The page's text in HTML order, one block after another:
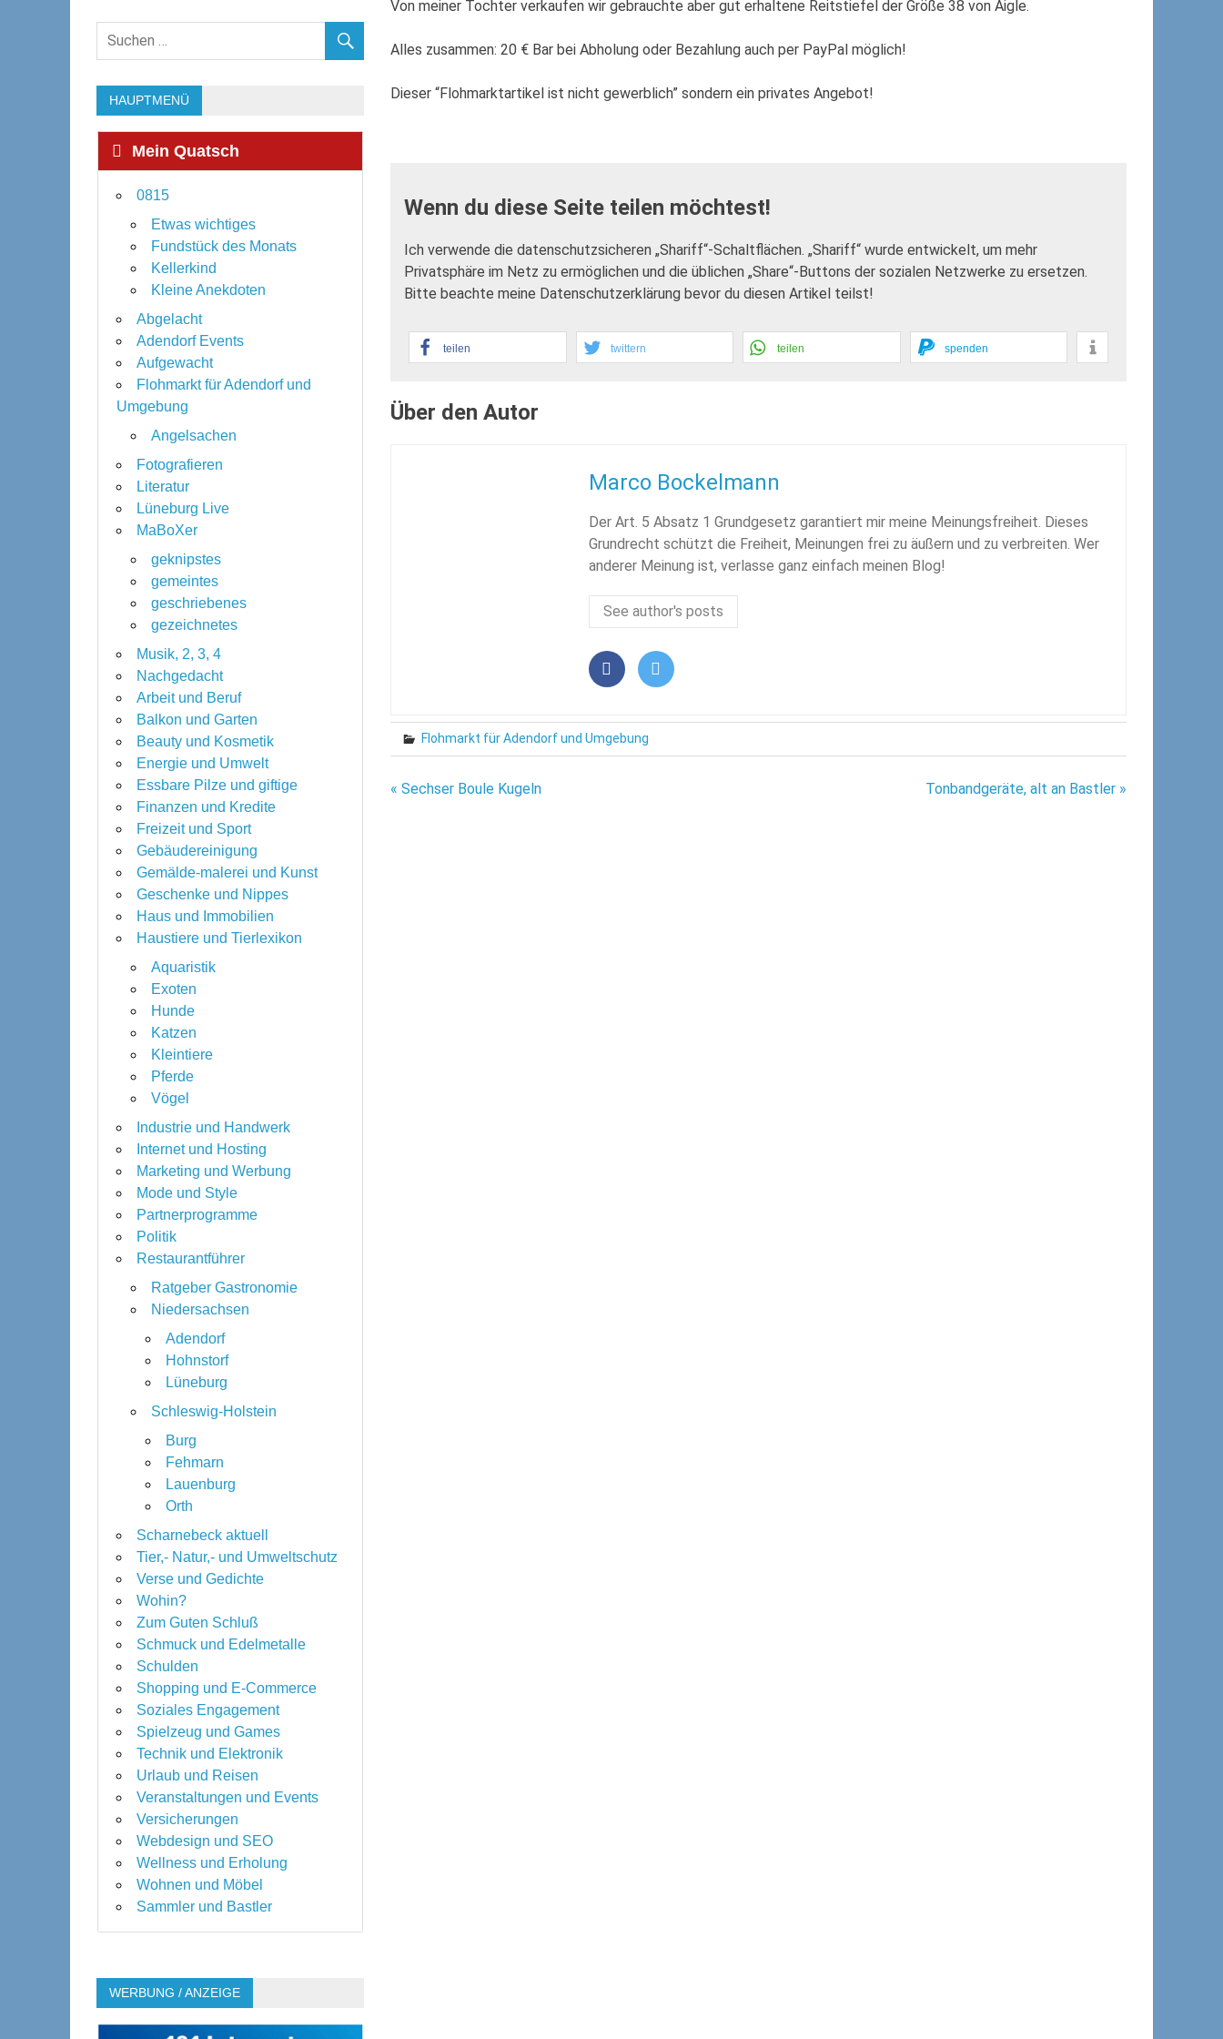
Von meiner Tochter verkaufen wir gebrauchte aber gut erhaltene Reitstiefel der Größe 38 von Aigle.
Alles zusammen: 20 € Bar bei Abholung oder Bezahlung auch per PayPal möglich!
Dieser “Flohmarktartikel ist nicht gewerblich” sondern ein privates Angebot!
Wenn du diese Seite teilen möchtest!
Ich verwende die datenschutzsicheren „Shariff“-Schaltflächen. „Shariff“ wurde entwickelt, um mehr
Privatsphäre im Netz zu ermöglichen und die üblichen „Share“-Buttons der sozialen Netzwerke zu ersetzen.
Bitte beachte meine Datenschutzerklärung bevor du diesen Artikel teilst!
teilen twittern teilen spenden
Über den Autor
Marco Bockelmann
Der Art. 5 Absatz 1 Grundgesetz garantiert mir meine Meinungsfreiheit. Dieses
Grundrecht schützt die Freiheit, Meinungen frei zu äußern und zu verbreiten. Wer
anderer Meinung ist, verlasse ganz einfach meinen Blog!
See author's posts
Flohmarkt für Adendorf und Umgebung
Beitragsnavigation
« Sechser Boule Kugeln Tonbandgeräte, alt an Bastler »
HAUPTMENÜ
Mein Quatsch
0815
Etwas wichtiges
Fundstück des Monats
Kellerkind
Kleine Anekdoten
Abgelacht
Adendorf Events
Aufgewacht
Flohmarkt für Adendorf und
Umgebung
Angelsachen
Fotografieren
Literatur
Lüneburg Live
MaBoXer
geknipstes
gemeintes
geschriebenes
gezeichnetes
Musik, 2, 3, 4
Nachgedacht
Arbeit und Beruf
Balkon und Garten
Beauty und Kosmetik
Energie und Umwelt
Essbare Pilze und giftige
Finanzen und Kredite
Freizeit und Sport
Gebäudereinigung
Gemälde-malerei und Kunst
Geschenke und Nippes
Haus und Immobilien
Haustiere und Tierlexikon
Aquaristik
Exoten
Hunde
Katzen
Kleintiere
Pferde
Vögel
Industrie und Handwerk
Internet und Hosting
Marketing und Werbung
Mode und Style
Partnerprogramme
Politik
Restaurantführer
Ratgeber Gastronomie
Niedersachsen
Adendorf
Hohnstorf
Lüneburg
Schleswig-Holstein
Burg
Fehmarn
Lauenburg
Orth
Scharnebeck aktuell
Tier,- Natur,- und Umweltschutz
Verse und Gedichte
Wohin?
Zum Guten Schluß
Schmuck und Edelmetalle
Schulden
Shopping und E-Commerce
Soziales Engagement
Spielzeug und Games
Technik und Elektronik
Urlaub und Reisen
Veranstaltungen und Events
Versicherungen
Webdesign und SEO
Wellness und Erholung
Wohnen und Möbel
Sammler und Bastler
WERBUNG / ANZEIGE